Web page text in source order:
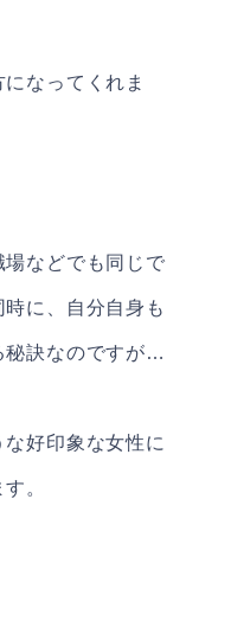
なってくれま
などでも同じで
に、自分自身も
秘訣なのですが…
好印象な女性に
。